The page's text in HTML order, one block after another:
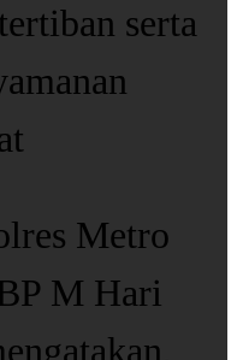
serta
Metro
M Hari